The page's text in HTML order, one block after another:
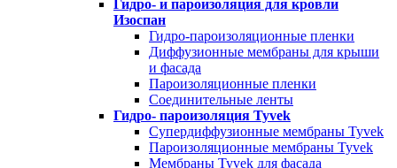
Гидро- и пароизоляция для кровли
Изоспан
Гидро-пароизоляционные пленки
Диффузионные мембраны для крыши
и фасада
Пароизоляционные пленки
Соединительные ленты
Гидро- пароизоляция Tyvek
Супердиффузионные мембраны Tyvek
Пароизоляционные мембраны Tyvek
Мембраны Tyvek для фасада